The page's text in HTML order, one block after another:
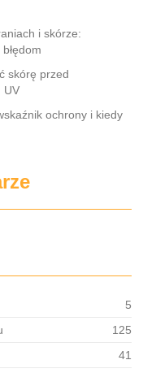
i skórze:
skórę przed
UV
ochrony i kiedy
5
125
41